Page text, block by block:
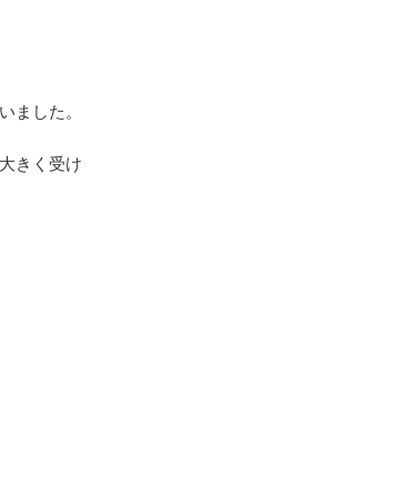
ました。
きく受け